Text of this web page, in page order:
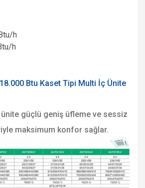
h
h
Btu Kaset Tipi Multi İç Ünite
güçlü geniş üfleme ve sessiz
maksimum konfor sağlar.